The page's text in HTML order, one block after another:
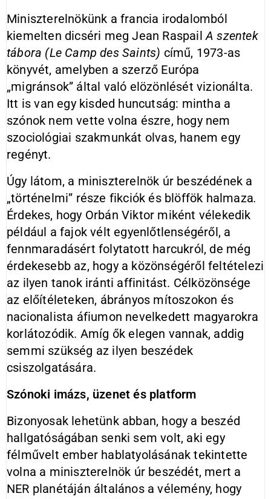
Miniszterelnökünk a francia irodalomból
kiemelten dicséri meg Jean RaspailA szentek
tábora (Le Camp des Saints) című, 1973-as
könyvét, amelyben a szerző Európa
„migránsok” által való elözönlését vizionálta.
Itt is van egy kisded huncutság: mintha a
szónok nem vette volna észre, hogy nem
szociológiai szakmunkát olvas, hanem egy
regényt.
Úgy látom, a miniszterelnök úr beszédének a
„történelmi” része fikciók és blöffök halmaza.
Érdekes, hogy Orbán Viktor miként vélekedik
például a fajok vélt egyenlőtlenségéről, a
fennmaradásért folytatott harcukról, de még
érdekesebb az, hogy a közönségéről feltételezi
az ilyen tanok iránti affinitást. Célközönsége
az előítéleteken, ábrányos mítoszokon és
nacionalista áfiumon nevelkedett magyarokra
korlátozódik. Amíg ők elegen vannak, addig
semmi szükség az ilyen beszédek
csiszolgatására.
Szónoki imázs, üzenet és platform
Bizonyosak lehetünk abban, hogy a beszéd
hallgatóságában senki sem volt, aki egy
félművelt ember hablatyolásának tekintette
volna a miniszterelnök úr beszédét, mert a
NER planétáján általános a vélemény, hogy